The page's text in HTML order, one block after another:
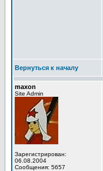
Вернуться к началу
maxon
Site Admin
Зарегистрирован:
06.08.2004
Сообщения: 5657